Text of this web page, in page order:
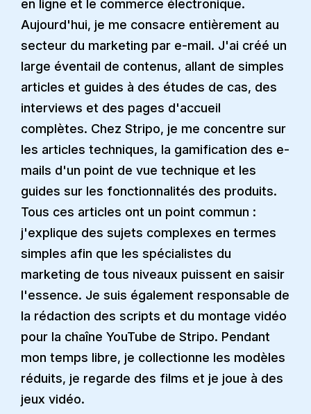
en ligne et le commerce électronique.
Aujourd'hui, je me consacre entièrement au
secteur du marketing par e-mail. J'ai créé un
large éventail de contenus, allant de simples
articles et guides à des études de cas, des
interviews et des pages d'accueil
complètes. Chez Stripo, je me concentre sur
les articles techniques, la gamification des e-
mails d'un point de vue technique et les
guides sur les fonctionnalités des produits.
Tous ces articles ont un point commun :
j'explique des sujets complexes en termes
simples afin que les spécialistes du
marketing de tous niveaux puissent en saisir
l'essence. Je suis également responsable de
la rédaction des scripts et du montage vidéo
pour la chaîne YouTube de Stripo. Pendant
mon temps libre, je collectionne les modèles
réduits, je regarde des films et je joue à des
jeux vidéo.